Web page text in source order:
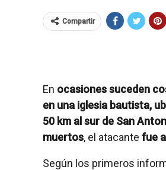
Compartir
En ocasiones suceden
en una iglesia bautista,
50 km al sur de San
muertos, el atacante fue
Según los primeros